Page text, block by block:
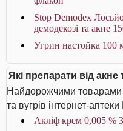
Stop Demodex
демодекозі та акне
Угрин настойка 100
Які препарати від
Найдорожчими товарами
та вугрів інтернет-аптеки
Акліф крем 0,005 %